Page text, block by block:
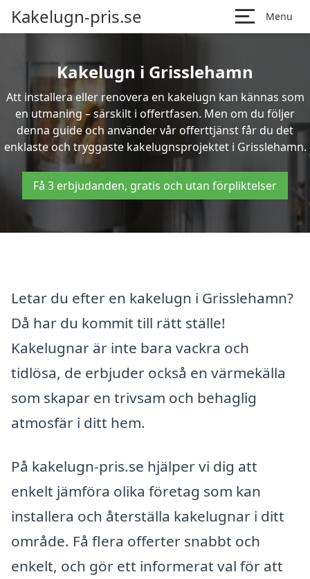
Kakelugn-pris.se Menu
Kakelugn i Grisslehamn
Att installera eller renovera en kakelugn kan kännas som
en utmaning – särskilt i offertfasen. Men om du följer
denna guide och använder vår offerttjänst får du det
enklaste och tryggaste kakelugnsprojektet i Grisslehamn.
Få 3 erbjudanden, gratis och utan förpliktelser
Letar du efter en kakelugn i Grisslehamn?
Då har du kommit till rätt ställe!
Kakelugnar är inte bara vackra och
tidlösa, de erbjuder också en värmekälla
som skapar en trivsam och behaglig
atmosfär i ditt hem.
På kakelugn-pris.se hjälper vi dig att
enkelt jämföra olika företag som kan
installera och återställa kakelugnar i ditt
område. Få flera offerter snabbt och
enkelt, och gör ett informerat val för att